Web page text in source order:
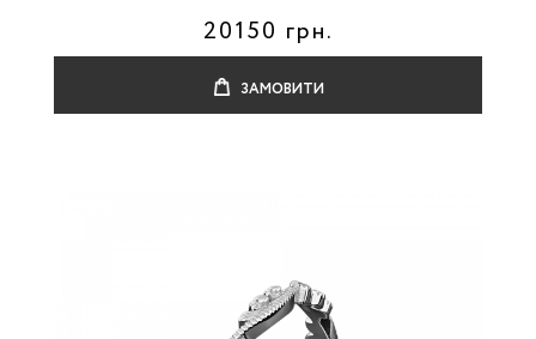
20150 грн.
ЗАМОВИТИ